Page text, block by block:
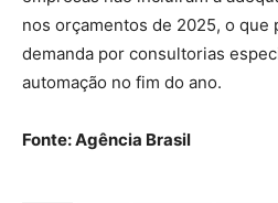
nos orçamentos de 2025, o que
demanda por consultorias
automação no fim do ano.
Fonte: Agência Brasil